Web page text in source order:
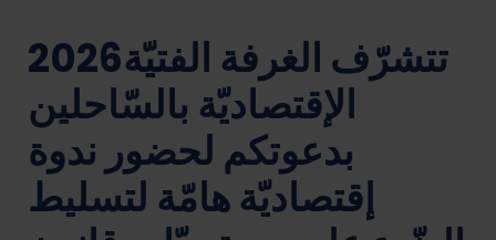
2026تتشرّف الغرفة الفتيّة
الإقتصاديّة بالسّاحلين
بدعوتكم لحضور ندوة
إقتصاديّة هامّة لتسليط